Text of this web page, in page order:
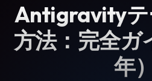
Antigravityテ
方法：完全ガ
年）